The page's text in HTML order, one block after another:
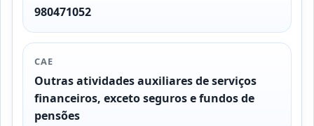
980471052
CAE
Outras atividades auxiliares de serviços
financeiros, exceto seguros e fundos de
pensões